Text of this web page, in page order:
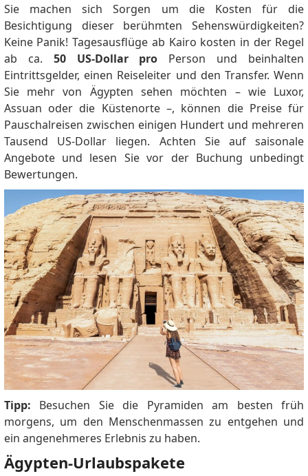
Sie machen sich Sorgen um die Kosten für die
Besichtigung dieser berühmten Sehenswürdigkeiten?
Keine Panik! Tagesausflüge ab Kairo kosten in der Regel
ab ca. 50 US-Dollar pro Person und beinhalten
Eintrittsgelder, einen Reiseleiter und den Transfer. Wenn
Sie mehr von Ägypten sehen möchten – wie Luxor,
Assuan oder die Küstenorte –, können die Preise für
Pauschalreisen zwischen einigen Hundert und mehreren
Tausend US-Dollar liegen. Achten Sie auf saisonale
Angebote und lesen Sie vor der Buchung unbedingt
Bewertungen.
Tipp: Besuchen Sie die Pyramiden am besten früh
morgens, um den Menschenmassen zu entgehen und
ein angenehmeres Erlebnis zu haben.
Ägypten-Urlaubspakete